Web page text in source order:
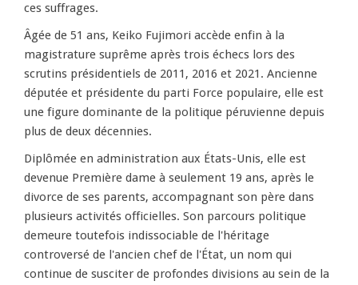
ces suffrages.
Âgée de 51 ans, Keiko Fujimori accède enfin à la
magistrature suprême après trois échecs lors des
scrutins présidentiels de 2011, 2016 et 2021. Ancienne
députée et présidente du parti Force populaire, elle est
une figure dominante de la politique péruvienne depuis
plus de deux décennies.
Diplômée en administration aux États-Unis, elle est
devenue Première dame à seulement 19 ans, après le
divorce de ses parents, accompagnant son père dans
plusieurs activités officielles. Son parcours politique
demeure toutefois indissociable de l'héritage
controversé de l'ancien chef de l'État, un nom qui
continue de susciter de profondes divisions au sein de la